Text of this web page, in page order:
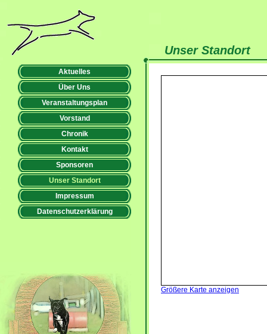
Unser Standort
Aktuelles
Über Uns
Veranstaltungsplan
Vorstand
Chronik
Kontakt
Sponsoren
Unser Standort
Impressum
Datenschutzerklärung
Größere Karte anzeigen